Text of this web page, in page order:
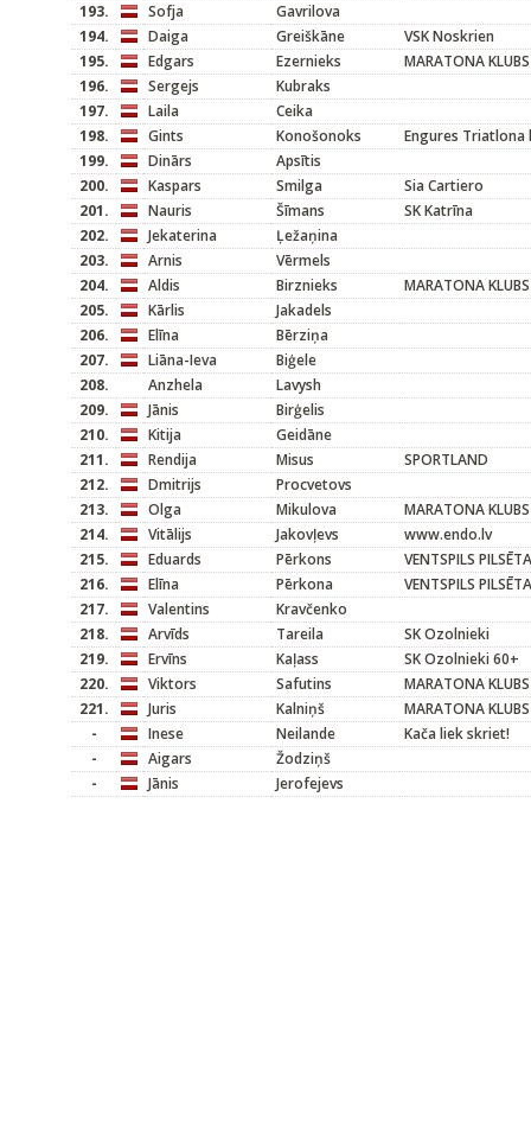
193.
Sofja
Gavrilova
194.
Daiga Greiškāne
VSK Noskrien
195.
Edgars Ezernieks
MARATONA KLUBS
196.
Sergejs
Kubraks
197.
Laila
Ceika
198.
Gints Konošonoks
Engures Triatlona
199.
Dinārs
Apsītis
200.
Kaspars Smilga
Sia Cartiero
201.
Nauris Šīmans
SK Katrīna
202.
Jekaterina
Ļežaņina
203.
Arnis
Vērmels
204.
Aldis Birznieks
MARATONA KLUBS
205.
Kārlis
Jakadels
206.
Elīna
Bērziņa
207.
Liāna-Ieva
Biģele
208.
Anzhela
Lavysh
209.
Jānis
Birģelis
210.
Kitija
Geidāne
211.
Rendija Misus
SPORTLAND
212.
Dmitrijs
Procvetovs
213.
Olga Mikulova
MARATONA KLUBS
214.
Vitālijs Jakovļevs
www.endo.lv
215.
Eduards Pērkons
VENTSPILS
216.
Elīna Pērkona
VENTSPILS
217.
Valentins
Kravčenko
218.
Arvīds Tareila
SK Ozolnieki
219.
Ervīns Kaļass
SK Ozolnieki 60+
220.
Viktors Safutins
MARATONA KLUBS
221.
Juris Kalniņš
MARATONA KLUBS
-
Inese Neilande
Kača liek skriet!
-
Aigars
Žodziņš
-
Jānis Jerofejevs